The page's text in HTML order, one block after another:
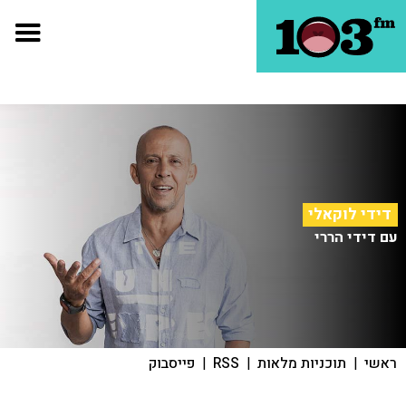
דידי לוקאלי
עם דידי הררי
ראשי | תוכניות מלאות |
RSS
| פייסבוק